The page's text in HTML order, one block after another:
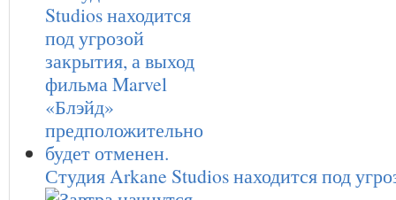
Студия Arkane Studios находится под